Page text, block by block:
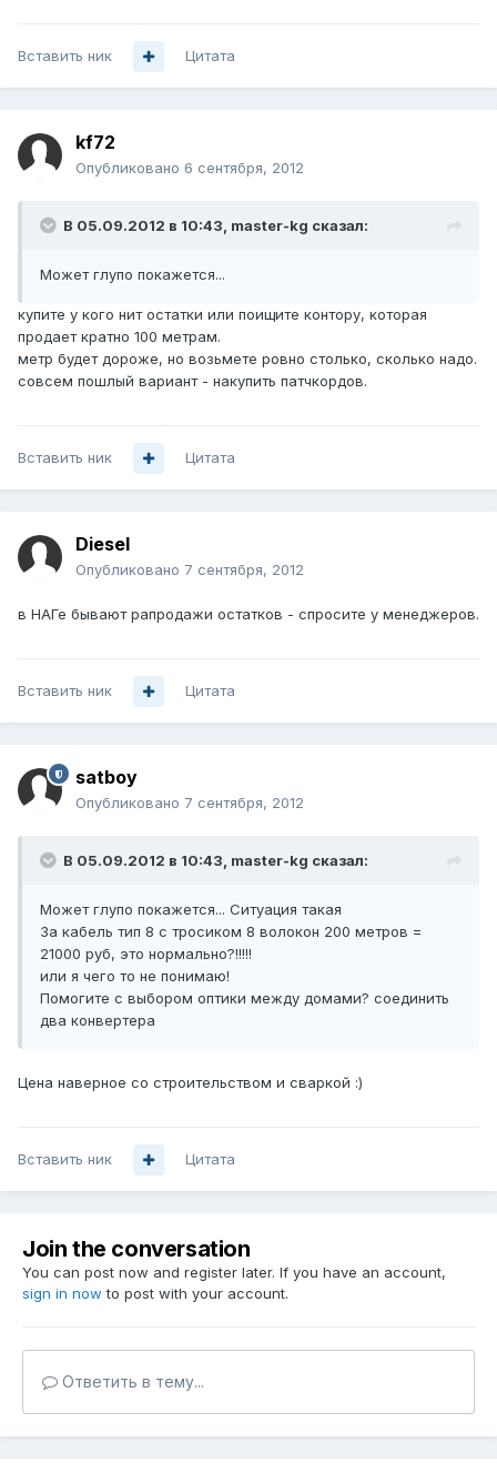
Вставить ник Цитата
kf72
Опубликовано 6 сентября, 2012
В 05.09.2012 в 10:43, master-kg сказал:
Может глупо покажется...
купите у кого нит остатки или поищите контору, которая
продает кратно 100 метрам.
метр будет дороже, но возьмете ровно столько, сколько надо.
совсем пошлый вариант - накупить патчкордов.
Вставить ник Цитата
Diesel
Опубликовано 7 сентября, 2012
в НАГе бывают рапродажи остатков - спросите у менеджеров.
Вставить ник Цитата
satboy
Опубликовано 7 сентября, 2012
В 05.09.2012 в 10:43, master-kg сказал:
Может глупо покажется... Ситуация такая
За кабель тип 8 с тросиком 8 волокон 200 метров =
21000 руб, это нормально?!!!!!
или я чего то не понимаю!
Помогите с выбором оптики между домами? соединить
два конвертера
Цена наверное со строительством и сваркой :)
Вставить ник Цитата
Join the conversation
You can post now and register later. If you have an account,
sign in now to post with your account.
Ответить в тему...